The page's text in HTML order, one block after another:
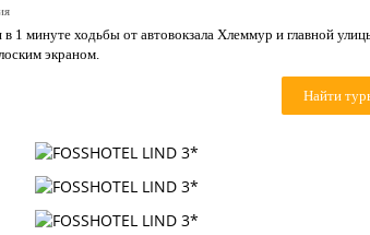
в 1 минуте ходьбы от автовокзала Хлеммур и главной
экраном.
Найти